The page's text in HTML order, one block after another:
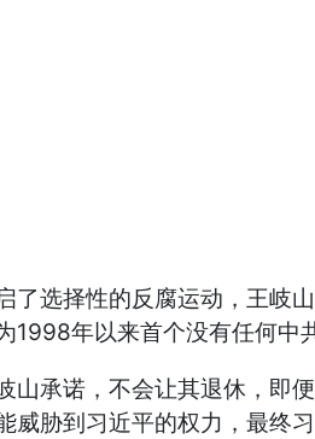
选择性的反腐运动，王岐
年以来首个没有任何中
承诺，不会让其退休，即
胁到习近平的权力，最终